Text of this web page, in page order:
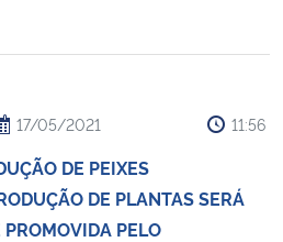
17/05/2021 11:56
DE PEIXES
DE PLANTAS SERÁ
PELO